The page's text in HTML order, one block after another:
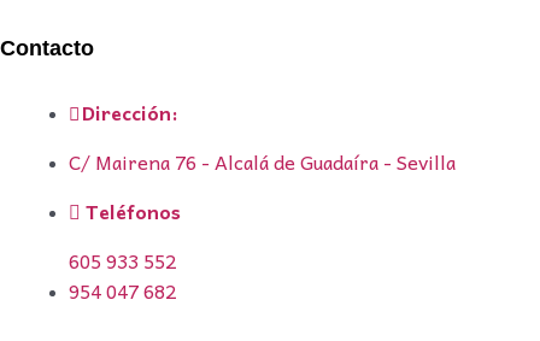
Contacto
Dirección:
C/ Mairena 76 - Alcalá de Guadaíra - Sevilla
Teléfonos
605 933 552
954 047 682